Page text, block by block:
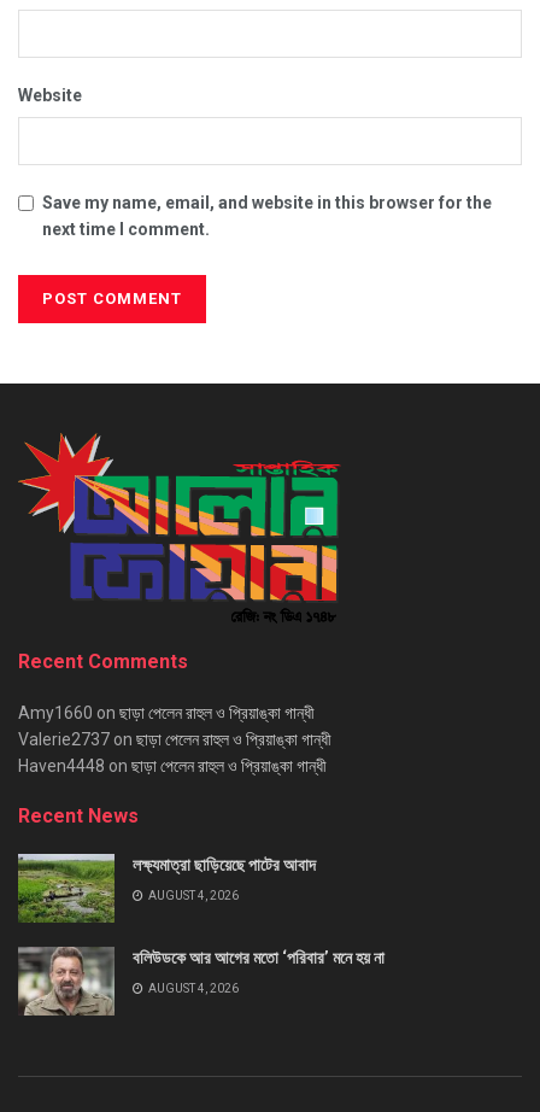
Website
Save my name, email, and website in this browser for the
next time I comment.
Recent Comments
Amy1660 on ছাড়া পেলেন রাহুল ও প্রিয়াঙ্কা গান্ধী
Valerie2737 on ছাড়া পেলেন রাহুল ও প্রিয়াঙ্কা গান্ধী
Haven4448 on ছাড়া পেলেন রাহুল ও প্রিয়াঙ্কা গান্ধী
Recent News
লক্ষ্যমাত্রা ছাড়িয়েছে পাটের আবাদ
AUGUST 4, 2026
বলিউডকে আর আগের মতো ‘পরিবার’ মনে হয় না
AUGUST 4, 2026